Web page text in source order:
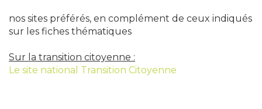
nos sites préférés, en complément de ceux indiqués
sur les fiches thématiques
Sur la transition citoyenne :
Le site national Transition Citoyenne